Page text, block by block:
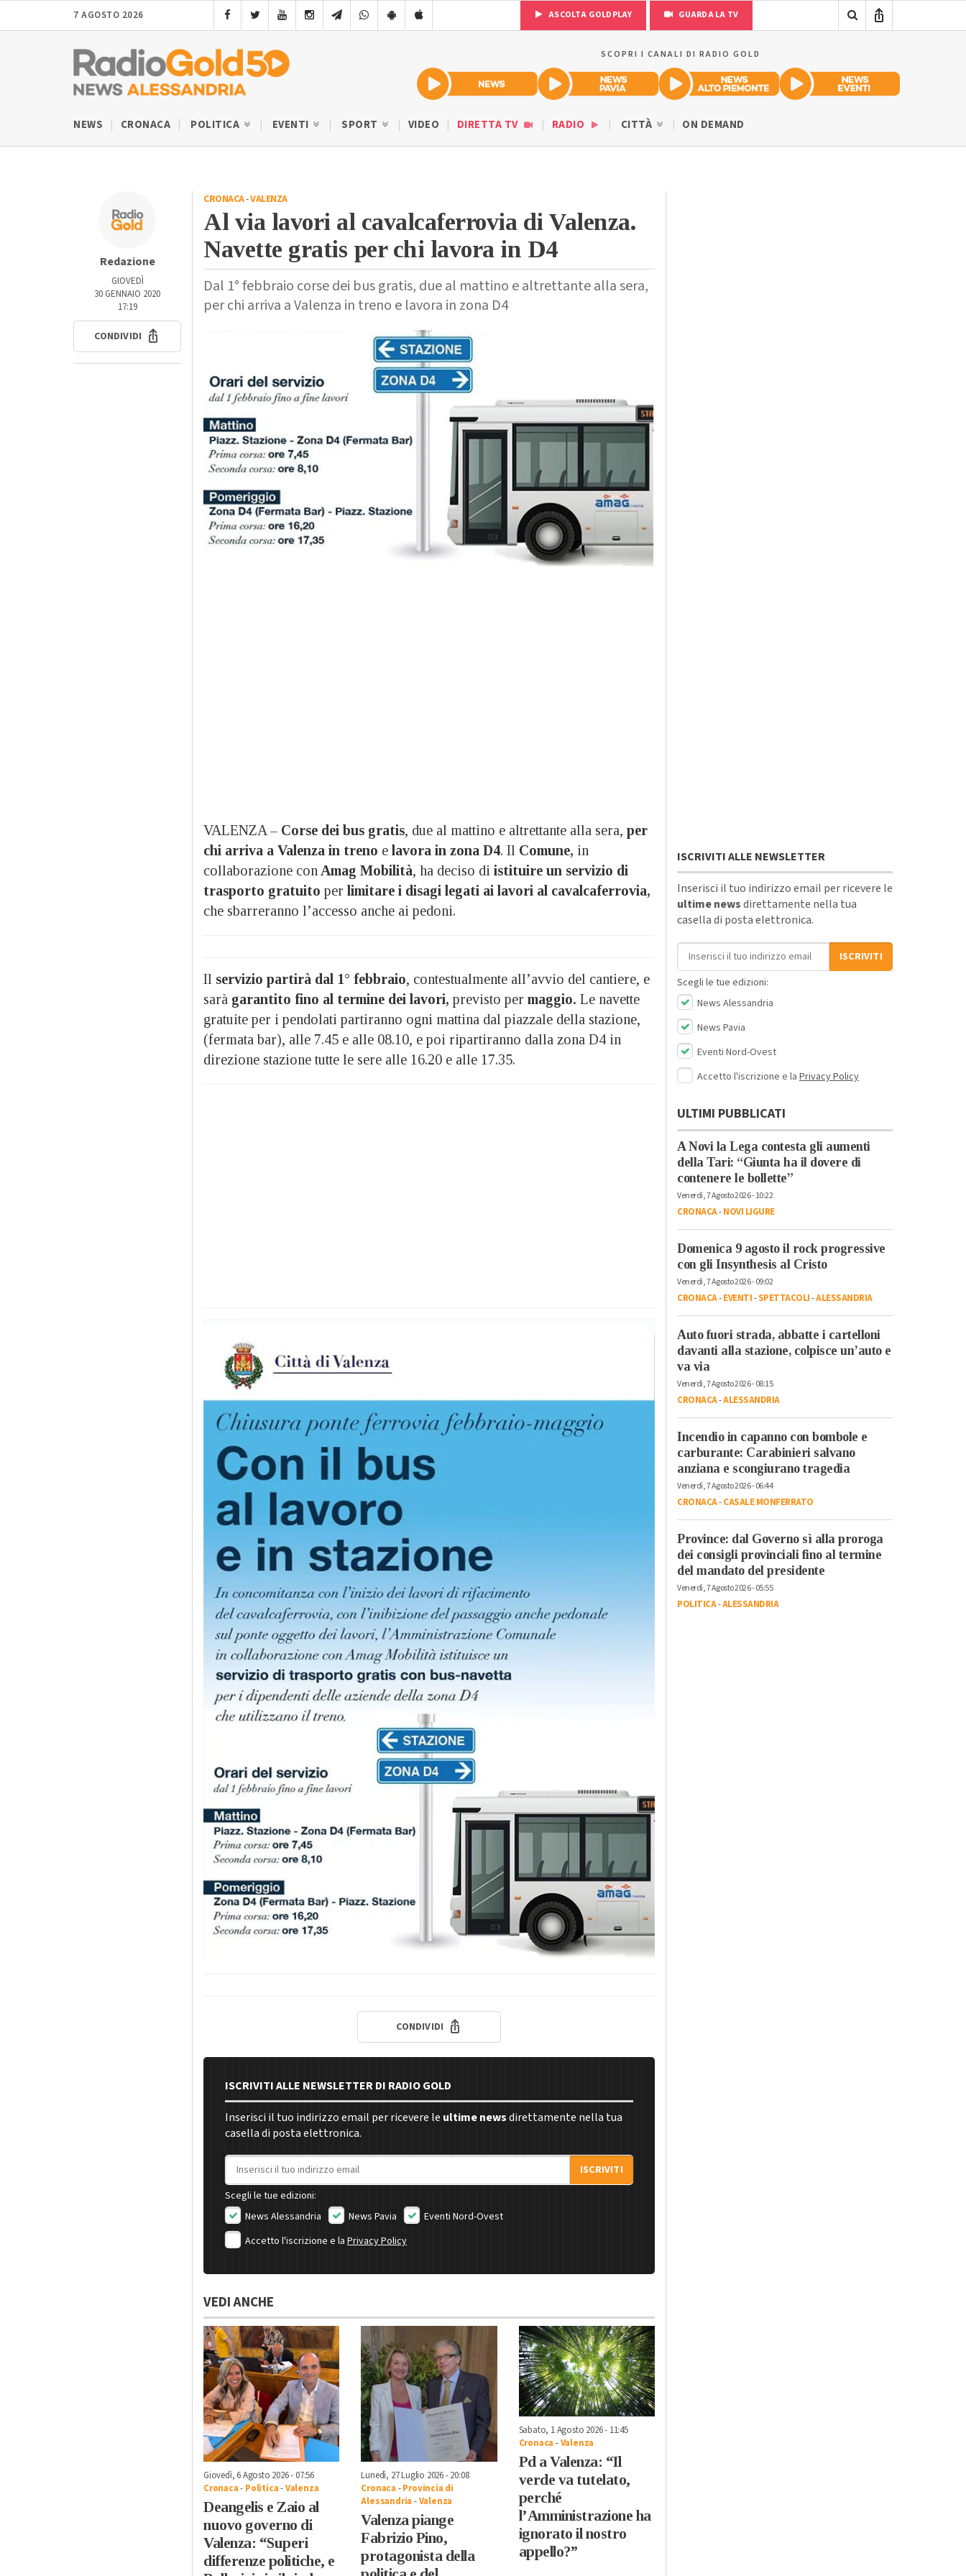
7 AGOSTO 2026 ASCOLTA GOLDPLAY GUARDA LA TV
SCOPRI I CANALI DI RADIO GOLD
NEWS CRONACA POLITICA EVENTI SPORT VIDEO DIRETTA TV RADIO CITTÀ ON DEMAND
Redazione
GIOVEDÌ
30 GENNAIO 2020
17:19
CONDIVIDI
CRONACA-VALENZA
Al via lavori al cavalcaferrovia di Valenza.
Navette gratis per chi lavora in D4
Dal 1° febbraio corse dei bus gratis, due al mattino e altrettante alla sera,
per chi arriva a Valenza in treno e lavora in zona D4
VALENZA – Corse dei bus gratis, due al mattino e altrettante alla sera, per
chi arriva a Valenza in treno e lavora in zona D4. Il Comune, in
collaborazione con Amag Mobilità, ha deciso di istituire un servizio di
trasporto gratuito per limitare i disagi legati ai lavori al cavalcaferrovia,
che sbarreranno l’accesso anche ai pedoni.
Il servizio partirà dal 1° febbraio, contestualmente all’avvio del cantiere, e
sarà garantito fino al termine dei lavori, previsto per maggio. Le navette
gratuite per i pendolati partiranno ogni mattina dal piazzale della stazione,
(fermata bar), alle 7.45 e alle 08.10, e poi ripartiranno dalla zona D4 in
direzione stazione tutte le sere alle 16.20 e alle 17.35.
CONDIVIDI
ISCRIVITI ALLE NEWSLETTER DI RADIO GOLD
Inserisci il tuo indirizzo email per ricevere le ultime newsdirettamente nella tua
casella di posta elettronica.
Indirizzo email
ISCRIVITI
Scegli le tue edizioni:
News Alessandria
News Pavia
Eventi Nord-Ovest
Accetto l'iscrizione e la Privacy Policy
VEDI ANCHE
Giovedì, 6 Agosto 2026 - 07:56
Cronaca- Politica-Valenza
Deangelis e Zaio al
nuovo governo di
Valenza: “Superi
differenze politiche, e
Lunedì, 27 Luglio 2026 - 20:08
Cronaca -Provincia di
Alessandria -Valenza
Valenza piange
Fabrizio Pino,
protagonista della
Sabato, 1 Agosto 2026 - 11:45
Cronaca -Valenza
Pd a Valenza: “Il
verde va tutelato,
perché
l’Amministrazione ha
ignorato il nostro
appello?”
ISCRIVITI ALLE NEWSLETTER
Inserisci il tuo indirizzo email per ricevere le
ultime newsdirettamente nella tua
casella di posta elettronica.
Indirizzo email
ISCRIVITI
Scegli le tue edizioni:
News Alessandria
News Pavia
Eventi Nord-Ovest
Accetto l'iscrizione e la Privacy Policy
ULTIMI PUBBLICATI
A Novi la Lega contesta gli aumenti
della Tari: “Giunta ha il dovere di
contenere le bollette”
Venerdì, 7 Agosto 2026 - 10:22
CRONACA-NOVI LIGURE
Domenica 9 agosto il rock progressive
con gli Insynthesis al Cristo
Venerdì, 7 Agosto 2026 - 09:02
CRONACA-EVENTI-SPETTACOLI-ALESSANDRIA
Auto fuori strada, abbatte i cartelloni
davanti alla stazione, colpisce un’auto e
va via
Venerdì, 7 Agosto 2026 - 08:15
CRONACA-ALESSANDRIA
Incendio in capanno con bombole e
carburante: Carabinieri salvano
anziana e scongiurano tragedia
Venerdì, 7 Agosto 2026 - 06:44
CRONACA-CASALE MONFERRATO
Province: dal Governo sì alla proroga
dei consigli provinciali fino al termine
del mandato del presidente
Venerdì, 7 Agosto 2026 - 05:55
POLITICA-ALESSANDRIA